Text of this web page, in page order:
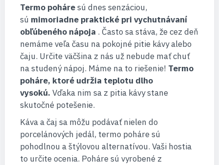
Termo poháresú dnes senzáciou,
sú mimoriadne praktické pri vychutnávaní
obľúbeného nápoja . Často sa stáva, že cez deň
nemáme veľa času na pokojné pitie kávy alebo
čaju. Určite väčšina z nás už nebude mať chuť
na studený nápoj. Máme na to riešenie! Termo
poháre, ktoré udržia teplotu dlho
vysokú. Vďaka nim sa z pitia kávy stane
skutočné potešenie.
Káva a čaj sa môžu podávať nielen do
porcelánových jedál, termo poháre sú
pohodlnou a štýlovou alternatívou. Vaši hostia
to určite ocenia. Poháre sú vyrobené z